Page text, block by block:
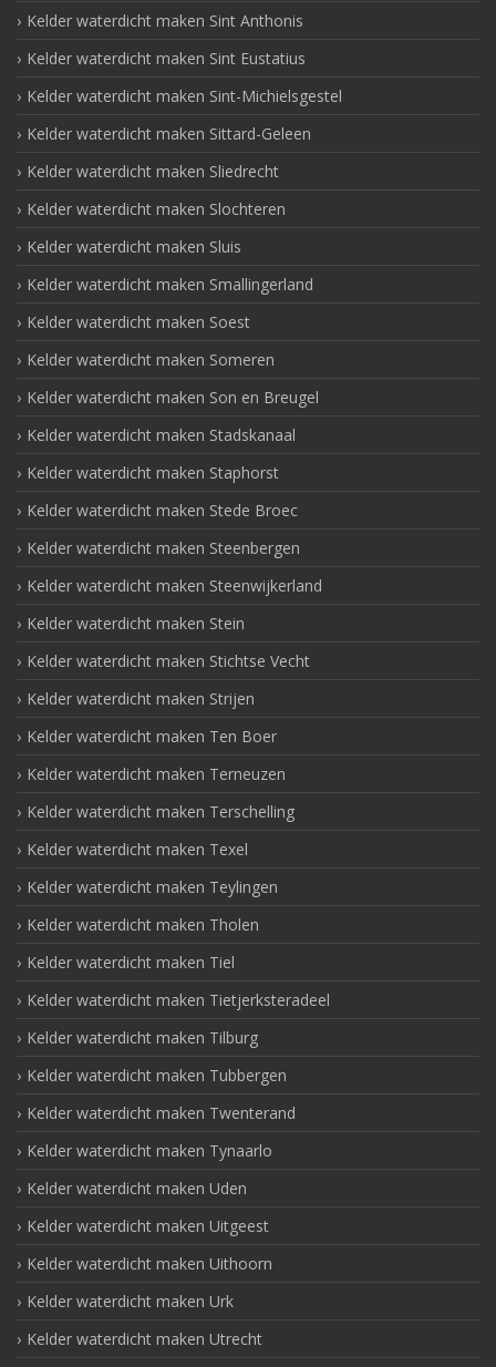
Kelder waterdicht maken Sint Anthonis
Kelder waterdicht maken Sint Eustatius
Kelder waterdicht maken Sint-Michielsgestel
Kelder waterdicht maken Sittard-Geleen
Kelder waterdicht maken Sliedrecht
Kelder waterdicht maken Slochteren
Kelder waterdicht maken Sluis
Kelder waterdicht maken Smallingerland
Kelder waterdicht maken Soest
Kelder waterdicht maken Someren
Kelder waterdicht maken Son en Breugel
Kelder waterdicht maken Stadskanaal
Kelder waterdicht maken Staphorst
Kelder waterdicht maken Stede Broec
Kelder waterdicht maken Steenbergen
Kelder waterdicht maken Steenwijkerland
Kelder waterdicht maken Stein
Kelder waterdicht maken Stichtse Vecht
Kelder waterdicht maken Strijen
Kelder waterdicht maken Ten Boer
Kelder waterdicht maken Terneuzen
Kelder waterdicht maken Terschelling
Kelder waterdicht maken Texel
Kelder waterdicht maken Teylingen
Kelder waterdicht maken Tholen
Kelder waterdicht maken Tiel
Kelder waterdicht maken Tietjerksteradeel
Kelder waterdicht maken Tilburg
Kelder waterdicht maken Tubbergen
Kelder waterdicht maken Twenterand
Kelder waterdicht maken Tynaarlo
Kelder waterdicht maken Uden
Kelder waterdicht maken Uitgeest
Kelder waterdicht maken Uithoorn
Kelder waterdicht maken Urk
Kelder waterdicht maken Utrecht